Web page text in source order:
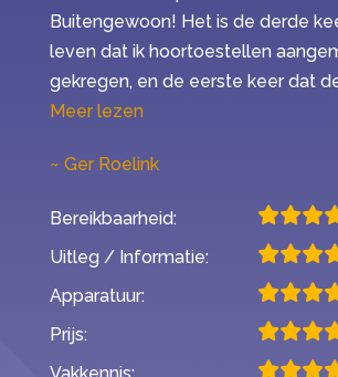
Buitengewoon! Het is de derde
leven dat ik hoortoestellen
gekregen, en de eerste keer dat
Meer lezen“Mijn ervaring met
Ger Roelink
Bereikbaarheid:
Uitleg / Informatie:
Apparatuur:
Prijs: